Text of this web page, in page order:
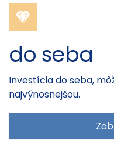
do seba
Investícia do seba,
najvýnosnejšou.